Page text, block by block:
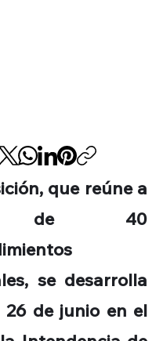
que reúne a
de 40
se desarrolla
26 de junio en el